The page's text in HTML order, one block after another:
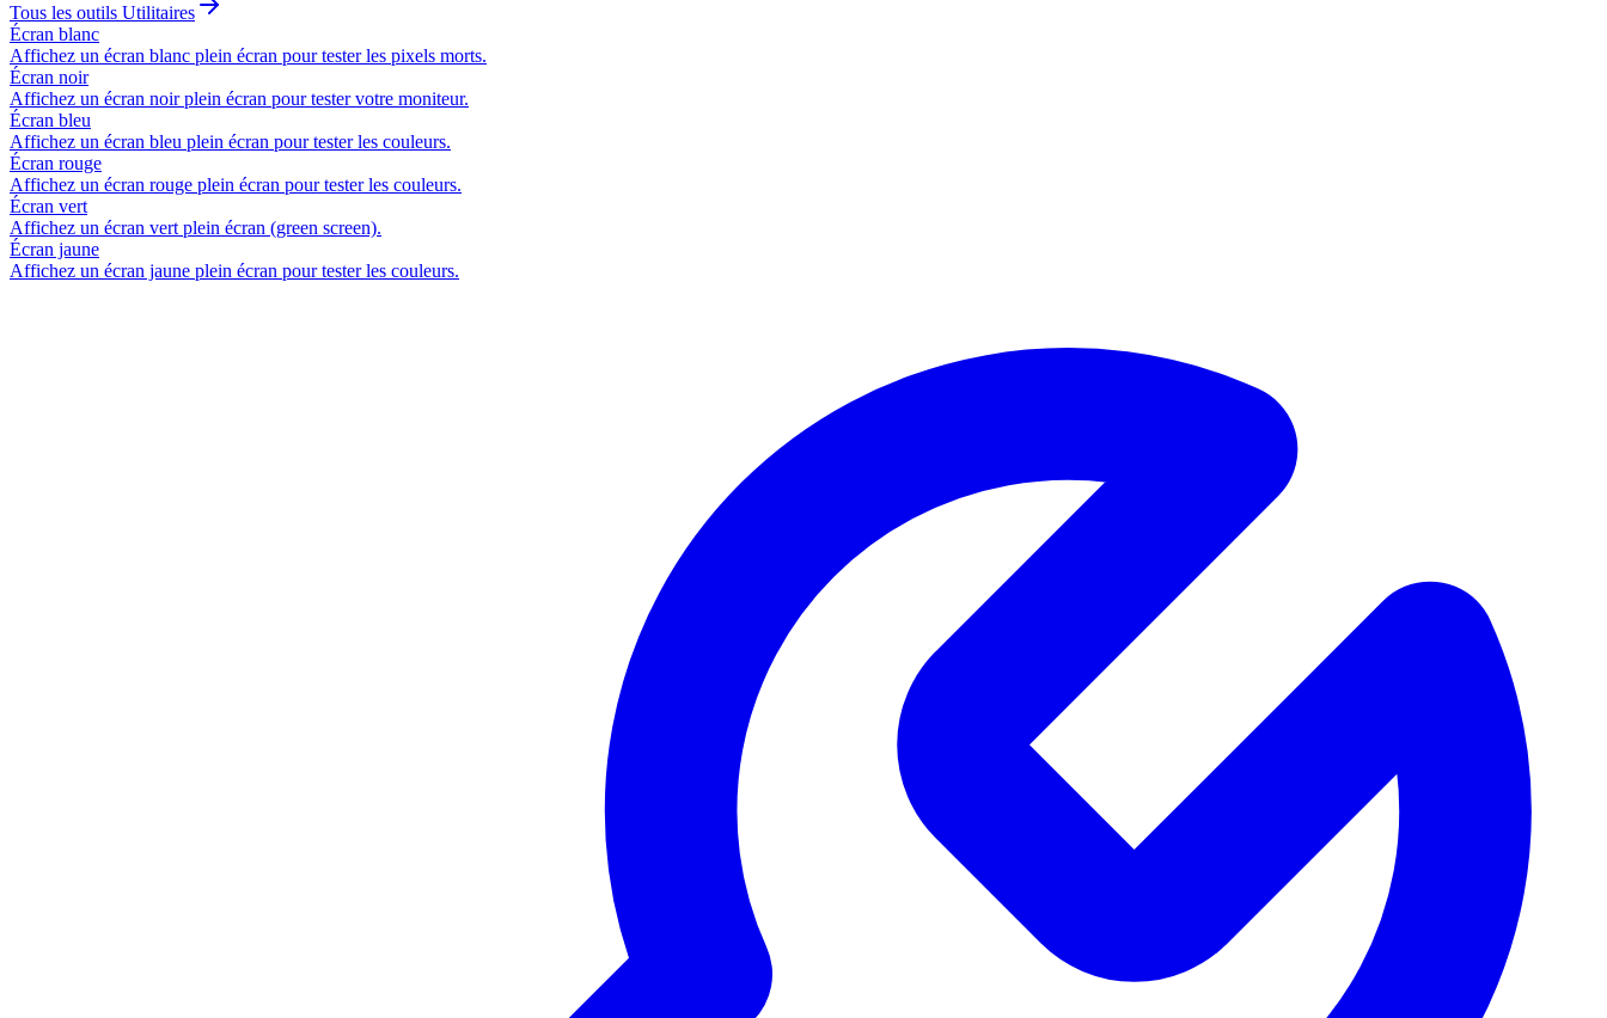
Tous les outils Utilitaires
Écran blanc
Affichez un écran blanc plein écran pour tester les pixels morts.
Écran noir
Affichez un écran noir plein écran pour tester votre moniteur.
Écran bleu
Affichez un écran bleu plein écran pour tester les couleurs.
Écran rouge
Affichez un écran rouge plein écran pour tester les couleurs.
Écran vert
Affichez un écran vert plein écran (green screen).
Écran jaune
Affichez un écran jaune plein écran pour tester les couleurs.